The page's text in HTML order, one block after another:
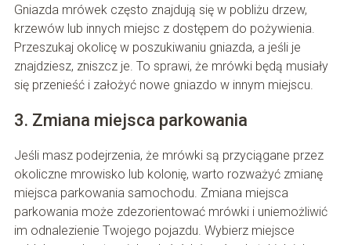
Gniazda mrówek często znajdują się w pobliżu drzew,
krzewów lub innych miejsc z dostępem do pożywienia.
Przeszukaj okolicę w poszukiwaniu gniazda, a jeśli je
znajdziesz, zniszcz je. To sprawi, że mrówki będą musiały
się przenieść i założyć nowe gniazdo w innym miejscu.
3. Zmiana miejsca parkowania
Jeśli masz podejrzenia, że mrówki są przyciągane przez
okoliczne mrowisko lub kolonię, warto rozważyć zmianę
miejsca parkowania samochodu. Zmiana miejsca
parkowania może zdezorientować mrówki i uniemożliwić
im odnalezienie Twojego pojazdu. Wybierz miejsce